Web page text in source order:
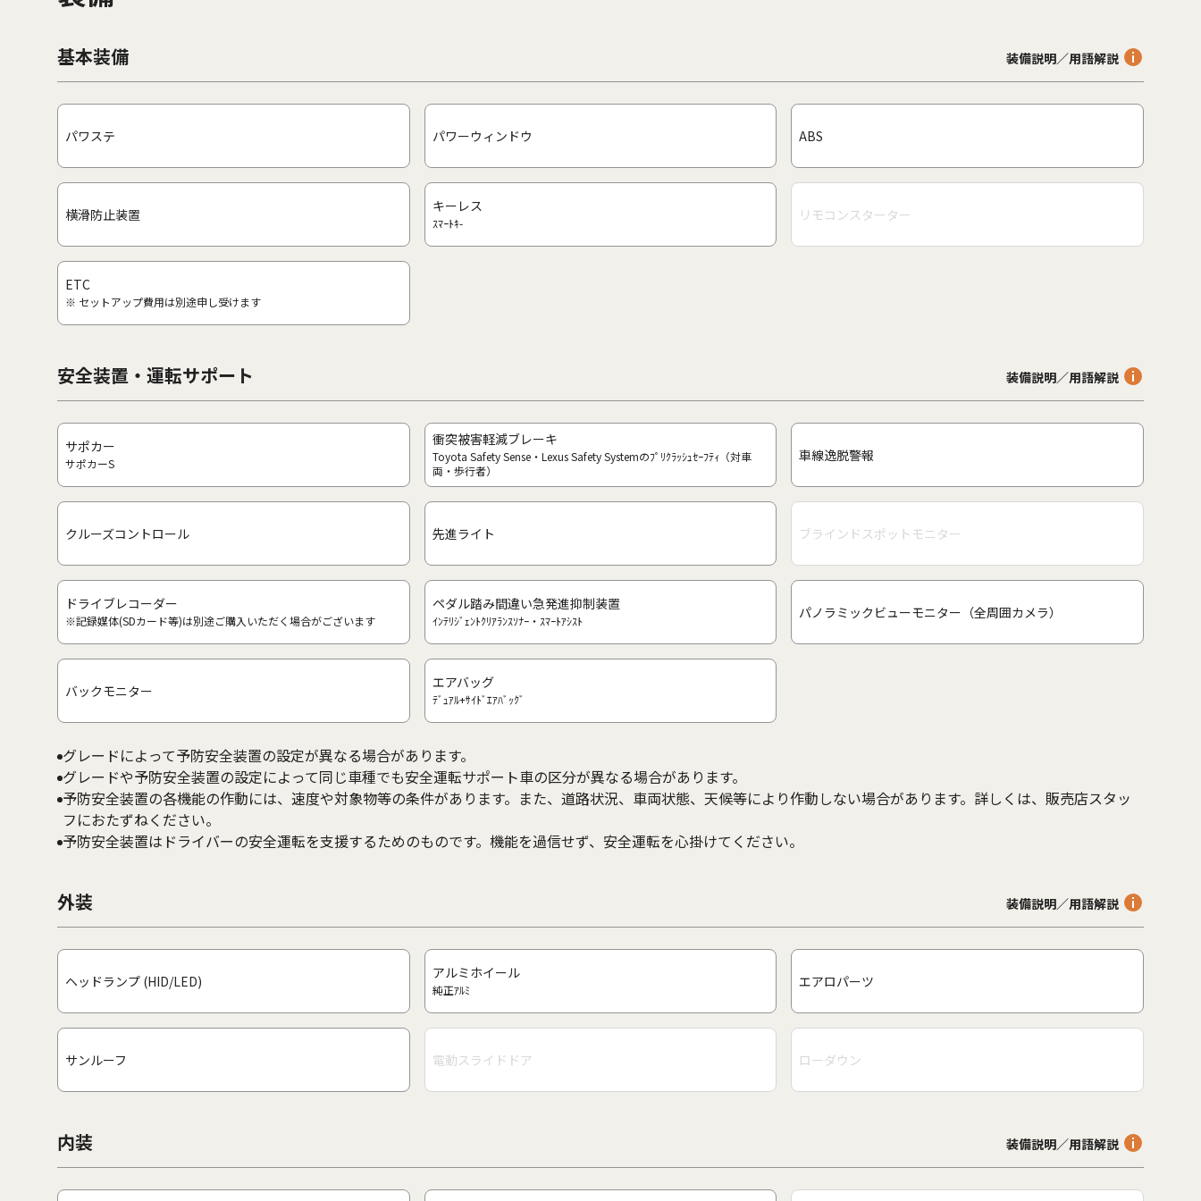
基本装備 装備説明／用語解説
パワステ パワーウィンドウ ABS
横滑防止装置 キーレス
ｽﾏｰﾄｷ- リモコンスターター
ETC
※ セットアップ費用は別途申し受けます
安全装置・運転サポート 装備説明／用語解説
サポカー
サポカーS
衝突被害軽減ブレーキ
Toyota Safety Sense・Lexus Safety Systemのﾌﾟﾘｸﾗｯｼｭｾｰﾌﾃｨ（対車
両・歩行者）
車線逸脱警報
クルーズコントロール 先進ライト ブラインドスポットモニター
ドライブレコーダー
※記録媒体(SDカード等)は別途ご購入いただく場合がございます
ペダル踏み間違い急発進抑制装置
ｲﾝﾃﾘｼﾞｪﾝﾄｸﾘｱﾗﾝｽｿﾅｰ・ｽﾏｰﾄｱｼｽﾄ パノラミックビューモニター（全周囲カメラ）
バックモニター エアバッグ
ﾃﾞｭｱﾙ+ｻｲﾄﾞｴｱﾊﾞｯｸﾞ
グレードによって予防安全装置の設定が異なる場合があります。
グレードや予防安全装置の設定によって同じ車種でも安全運転サポート車の区分が異なる場合があります。
予防安全装置の各機能の作動には、速度や対象物等の条件があります。また、道路状況、車両状態、天候等により作動しない場合があります。詳しくは、販売店スタッ
フにおたずねください。
予防安全装置はドライバーの安全運転を支援するためのものです。機能を過信せず、安全運転を心掛けてください。
外装 装備説明／用語解説
ヘッドランプ (HID/LED) アルミホイール
純正ｱﾙﾐ エアロパーツ
サンルーフ 電動スライドドア ローダウン
内装 装備説明／用語解説